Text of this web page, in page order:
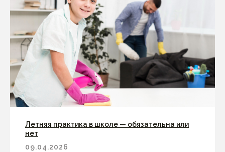
Летняя практика в школе — обязательна или
нет
09.04.2026